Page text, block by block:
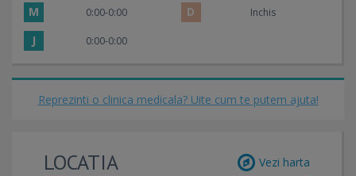
M 0:00-0:00 D Inchis
J 0:00-0:00
Reprezinti o clinica medicala? Uite cum te putem ajuta!
LOCATIA Vezi harta